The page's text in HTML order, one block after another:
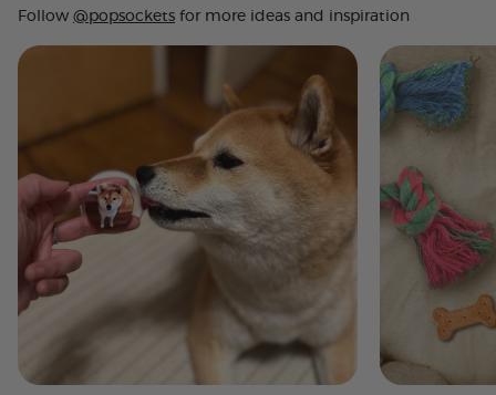
Follow @popsockets for more ideas and inspiration